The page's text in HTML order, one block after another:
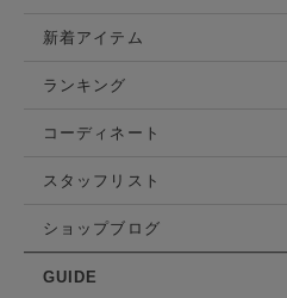
新着アイテム
ランキング
コーディネート
スタッフリスト
ショップブログ
GUIDE